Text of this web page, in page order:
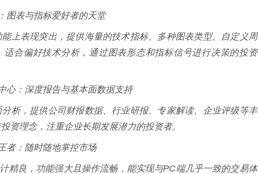
图表与指标爱好者的天堂
上表现突出，提供海量的技术指标、多种图表类型、自定义周
适合偏好技术分析，通过图表形态和指标信号进行决策的投资
心：深度报告与基本面数据支持
析，提供公司财报数据、行业研报、专家解读、企业评级等丰
资理念，注重企业长期发展潜力的投资者。
者：随时随地掌控市场
精良，功能强大且操作流畅，能实现与PC端几乎一致的交易体